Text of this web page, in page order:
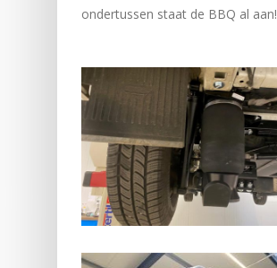
ondertussen staat de BBQ al aan!